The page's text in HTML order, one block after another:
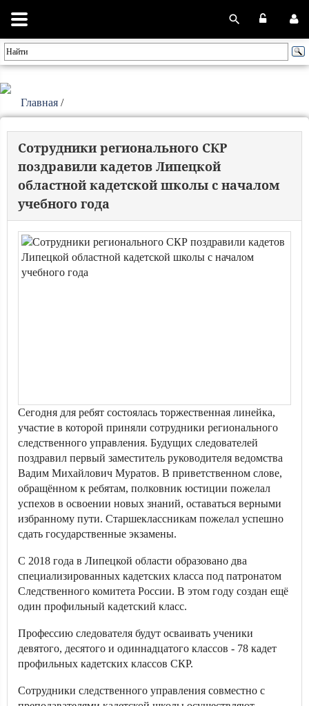
Главная /
Сотрудники регионального СКР
поздравили кадетов Липецкой
областной кадетской школы с началом
учебного года
Сегодня для ребят состоялась торжественная линейка,
участие в которой приняли сотрудники регионального
следственного управления. Будущих следователей
поздравил первый заместитель руководителя ведомства
Вадим Михайлович Муратов. В приветственном слове,
обращённом к ребятам, полковник юстиции пожелал
успехов в освоении новых знаний, оставаться верными
избранному пути. Старшеклассникам пожелал успешно
сдать государственные экзамены.
С 2018 года в Липецкой области образовано два
специализированных кадетских класса под патронатом
Следственного комитета России. В этом году создан ещё
один профильный кадетский класс.
Профессию следователя будут осваивать ученики
девятого, десятого и одиннадцатого классов - 78 кадет
профильных кадетских классов СКР.
Сотрудники следственного управления совместно с